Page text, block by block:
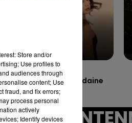
14h00 - 15h00
LA RADIO POP
Soiree Mondaine
Store and/or
Use profiles to
audiences through
content; Use
fraud, and fix errors;
process personal
actively
Identify devices